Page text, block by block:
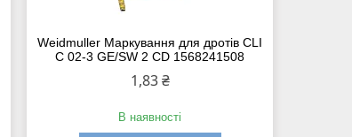
Weidmuller Маркування для дротів CLI
C 02-3 GE/SW 2 CD 1568241508
1,83 ₴
В наявності